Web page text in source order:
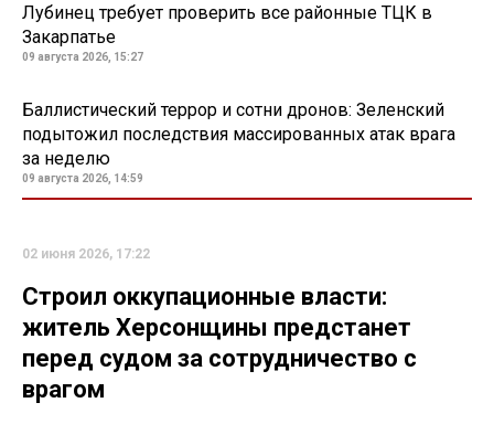
Лубинец требует проверить все районные ТЦК в
Закарпатье
09 августа 2026, 15:27
Баллистический террор и сотни дронов: Зеленский
подытожил последствия массированных атак врага
за неделю
09 августа 2026, 14:59
02 июня 2026, 17:22
Строил оккупационные власти:
житель Херсонщины предстанет
перед судом за сотрудничество с
врагом